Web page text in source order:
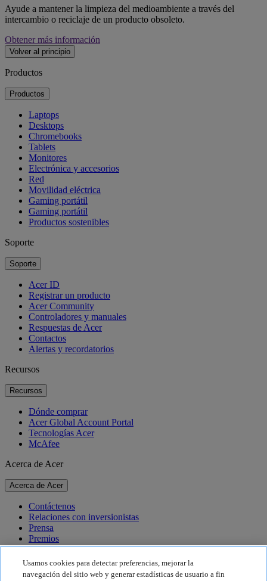
Ayude a mantener la limpieza del medioambiente a través del
intercambio o reciclaje de un producto obsoleto.
Obtener más información
Volver al principio
Productos
Productos
Laptops
Desktops
Chromebooks
Tablets
Monitores
Electrónica y accesorios
Red
Movilidad eléctrica
Gaming portátil
Gaming portátil
Productos sostenibles
Soporte
Soporte
Acer ID
Registrar un producto
Acer Community
Controladores y manuales
Respuestas de Acer
Contactos
Alertas y recordatorios
Recursos
Recursos
Dónde comprar
Acer Global Account Portal
Tecnologías Acer
McAfee
Acerca de Acer
Acerca de Acer
Contáctenos
Relaciones con inversionistas
Prensa
Premios
Eventos
Sostenibilidad
Usamos cookies para detectar preferencias, mejorar la
navegación del sitio web y generar estadísticas de usuario a fin